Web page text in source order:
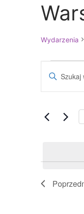
Wydarzenia
Wpisz
wg